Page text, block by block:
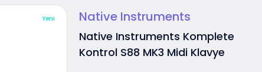
Yeni Native Instruments
Native Instruments Komplete
Kontrol S88 MK3 Midi Klavye